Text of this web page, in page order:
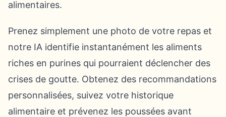
alimentaires.
Prenez simplement une photo de votre repas et
notre IA identifie instantanément les aliments
riches en purines qui pourraient déclencher des
crises de goutte. Obtenez des recommandations
personnalisées, suivez votre historique
alimentaire et prévenez les poussées avant